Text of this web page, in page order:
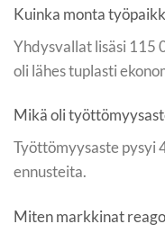
Kuinka monta
Yhdysvallat lisäsi 115
oli lähes tuplasti
Mikä oli
Työttömyysaste pysyi
ennusteita.
Miten markkinat